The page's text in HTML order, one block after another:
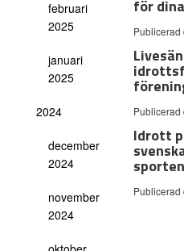
februari
2025
januari
2025
2024
december
2024
november
2024
för
Publicerad
Publicerad
Idrott
Publicerad